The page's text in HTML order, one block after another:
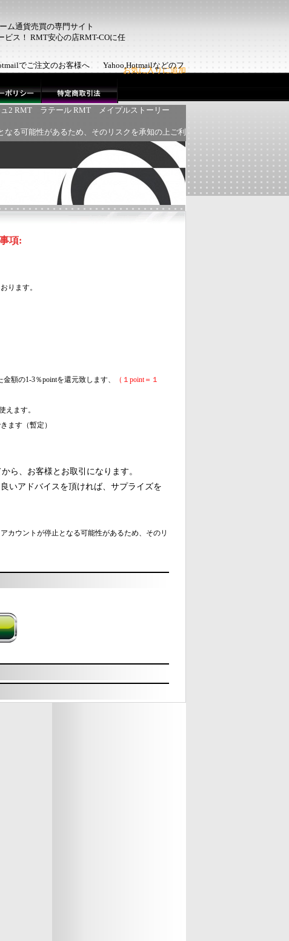
ム通貨売買の専門サイト
ビス！ RMT安心の店RMT-COに任
お気に入りに追加
でご注文のお客様へ Yahoo,Hotmailなどのフリーメールでご注文のお客様に
2 RMT ラテール RMT
メイプルストーリー
る可能性があるため、そのリスクを承知の上ご利
項:
ります。
額の1-3％pointを還元致します、 （１ point＝１
えます。
ます（暫定）
ら、お客様とお取引になります。
いアドバイスを頂ければ、サプライズを
カウントが停止となる可能性があるため、そのリ